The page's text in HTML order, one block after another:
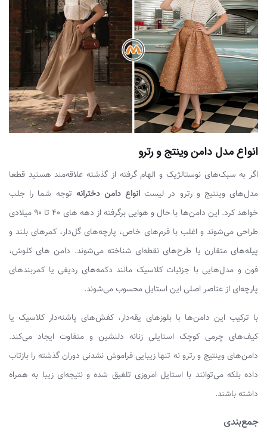
انواع مدل دامن وینتج و رترو
اگر به سبک‌های نوستالژیک و الهام گرفته از گذشته علاقه‌مند هستید قطعا
مدل‌های وینتیج و رترو در لیست انواع دامن دخترانه توجه شما را جلب
خواهد کرد. این دامن‌ها با حال و هوایی برگرفته از دهه های 40 تا 90 میلادی
طراحی می‌شوند و اغلب با فرم‌های خاص، پارچه‌های گل‌دار، کمرهای بلند و
پیله‌های متقارن یا طرح‌های نقطه‌ای شناخته می‌شوند. دامن های کلوش،
فون و مدل‌هایی با جزئیات کلاسیک مانند دکمه‌های ردیفی یا کمربندهای
پارچه‌ای از عناصر اصلی این استایل محسوب می‌شوند.
با ترکیب این دامن‌ها با بلوزهای یقه‌دار، کفش‌های پاشنه‌دار کلاسیک یا
کیف‌های چرمی کوچک استایلی زنانه دلنشین و متفاوت ایجاد می‌کند.
دامن‌های وینتیج و رترو نه تنها زیبایی فراموش نشدنی دوران گذشته را بازتاب
داده بلکه می‌توانند با استایل امروزی تلفیق شده و نتیجه‌ای زیبا به همراه
داشته باشند.
جمع‌بندی